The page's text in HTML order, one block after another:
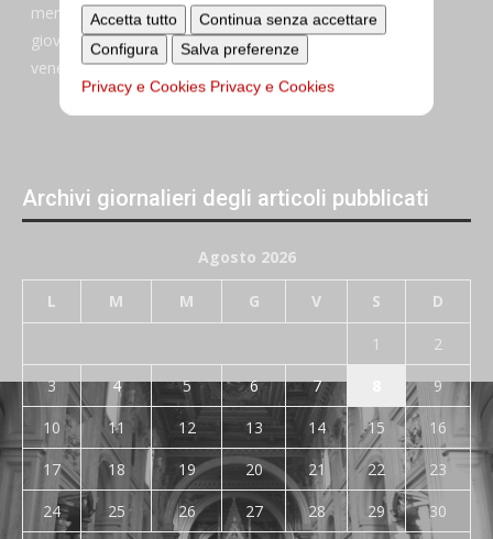
Accetta tutto
Continua senza accettare
Configura
Salva preferenze
Privacy e Cookies Privacy e Cookies
mercoledi:
7:45–13:15 e 14:00-17:30
giovedi:
7:45–13:45
venerdi:
7:45–13:45
Archivi giornalieri degli articoli pubblicati
Agosto 2026
L M M G V S D
1
2
3
4 5 6 7
9
10
11 12 13 14 15
16
17
18 19 20 21 22
23
24
25 26 27 28 29 30